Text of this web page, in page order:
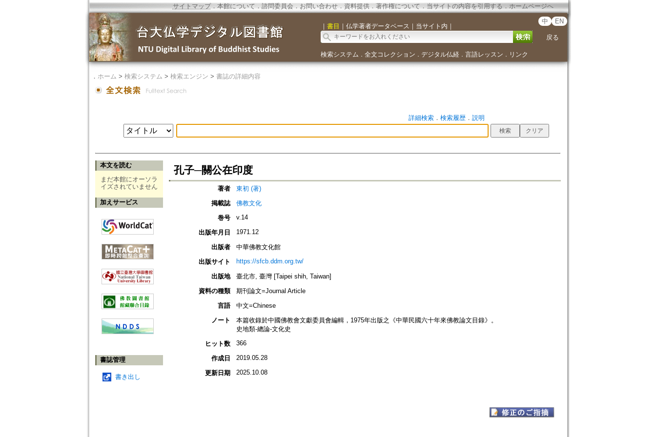
サイトマップ．本館について ． 諮問委員会． お問い合わせ． 資料提供． 著作権について．当サイトの内容を引用する ． ホームページへ
｜ 書目 ｜ 仏学著者データベース ｜ 当サイト内 ｜
中 EN
戻る
検索システム ． 全文コレクション ． デジタル仏経． 言語レッスン ． リンク
． ホーム > 検索システム > 検索エンジン > 書誌の詳細内容
詳細検索． 検索履歴． 説明
本文を読む
まだ本館にオーソラ
イズされていません
加えサービス
書誌管理
書き出し
孔子─關公在印度
著者
東初 (著)
掲載誌
佛教文化
巻号
v.14
出版年月日 1971.12
出版者
中華佛教文化館
出版サイト
https://sfcb.ddm.org.tw/
出版地
臺北市, 臺灣 [Taipei shih, Taiwan]
資料の種類
期刊論文=Journal Article
言語
中文=Chinese
ノート
本篇收錄於中國佛教會文獻委員會編輯，1975年出版之《中華民國六十年來佛教論文目錄》。
史地類-總論-文化史
ヒット数
366
作成日 2019.05.28
更新日期 2025.10.08